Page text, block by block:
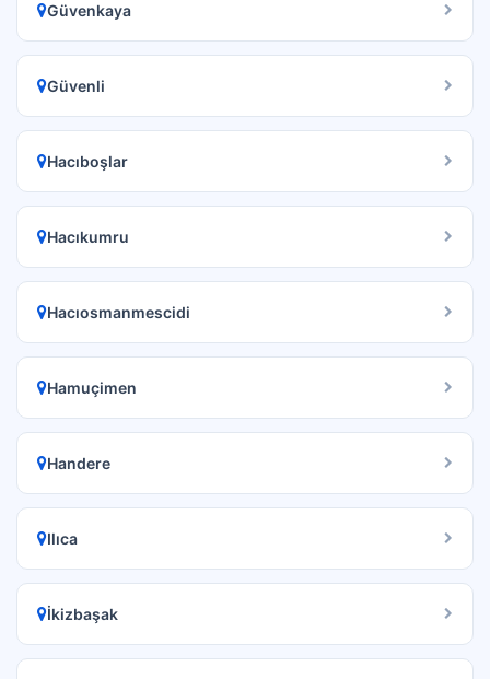
Güvenkaya
Güvenli
Hacıboşlar
Hacıkumru
Hacıosmanmescidi
Hamuçimen
Handere
Ilıca
İkizbaşak